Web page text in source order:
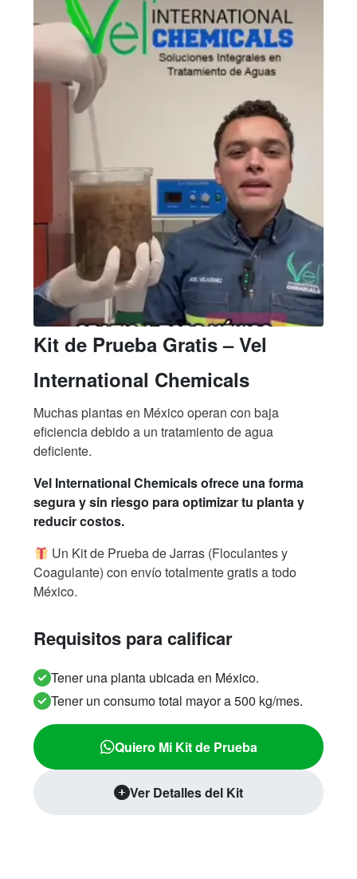
Kit de Prueba Gratis – Vel
International Chemicals
Muchas plantas en México operan con baja
eficiencia debido a un tratamiento de agua
deficiente.
Vel International Chemicals ofrece una forma
segura y sin riesgo para optimizar tu planta y
reducir costos.
Un Kit de Prueba de Jarras (Floculantes y
Coagulante) con envío totalmente gratis a todo
México.
Requisitos para calificar
Tener una planta ubicada en México.
Tener un consumo total mayor a 500 kg/mes.
Quiero Mi Kit de Prueba
Ver Detalles del Kit